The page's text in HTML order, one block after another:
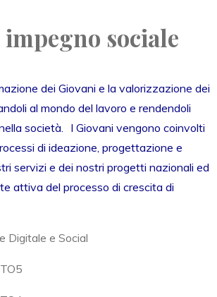
sociale
dei Giovani e la valorizzazione dei
al mondo del lavoro e rendendoli
società. I Giovani vengono coinvolti
di ideazione, progettazione e
servizi e dei nostri progetti nazionali ed
attiva del processo di crescita di